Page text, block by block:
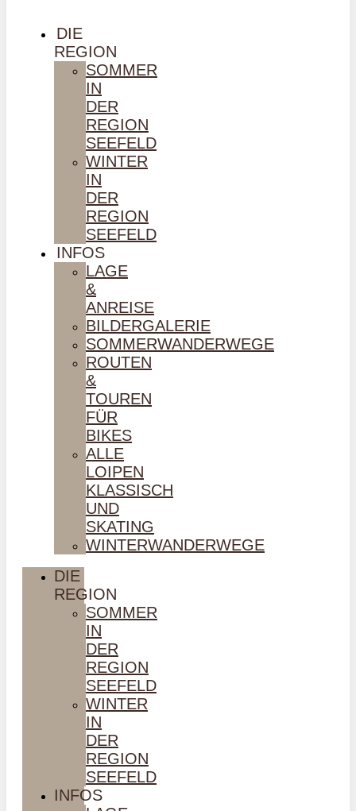
DIE
REGION
SOMMER
IN
DER
REGION
SEEFELD
WINTER
IN
DER
REGION
SEEFELD
INFOS
LAGE
&
ANREISE
BILDERGALERIE
SOMMERWANDERWEGE
ROUTEN
&
TOUREN
FÜR
BIKES
ALLE
LOIPEN
KLASSISCH
UND
SKATING
WINTERWANDERWEGE
DIE
REGION
SOMMER
IN
DER
REGION
SEEFELD
WINTER
IN
DER
REGION
SEEFELD
INFOS